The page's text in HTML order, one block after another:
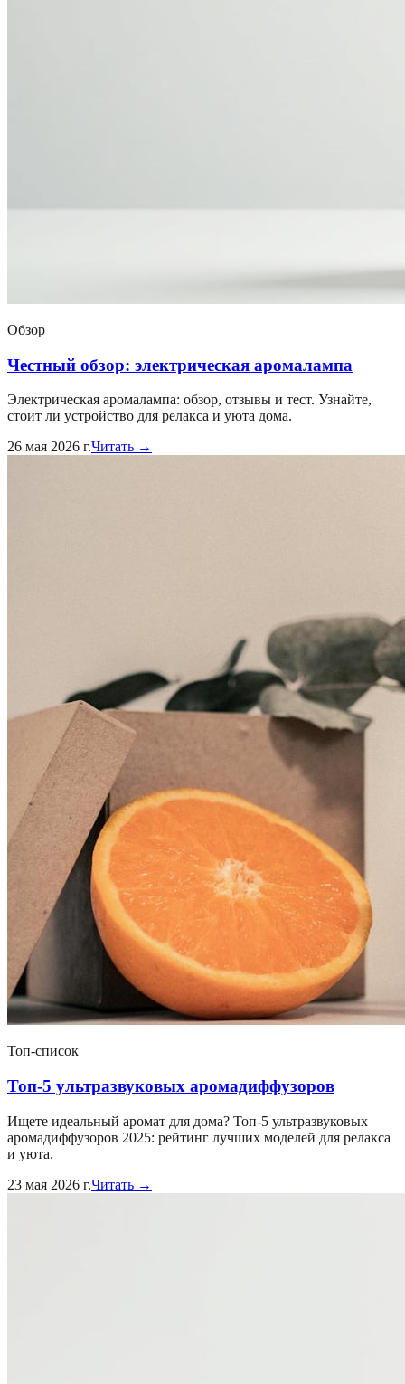
Обзор
Честный обзор: электрическая аромалампа
Электрическая аромалампа: обзор, отзывы и тест. Узнайте,
стоит ли устройство для релакса и уюта дома.
26 мая 2026 г.Читать →
Топ-список
Топ-5 ультразвуковых аромадиффузоров
Ищете идеальный аромат для дома? Топ-5 ультразвуковых
аромадиффузоров 2025: рейтинг лучших моделей для релакса
и уюта.
23 мая 2026 г.Читать →